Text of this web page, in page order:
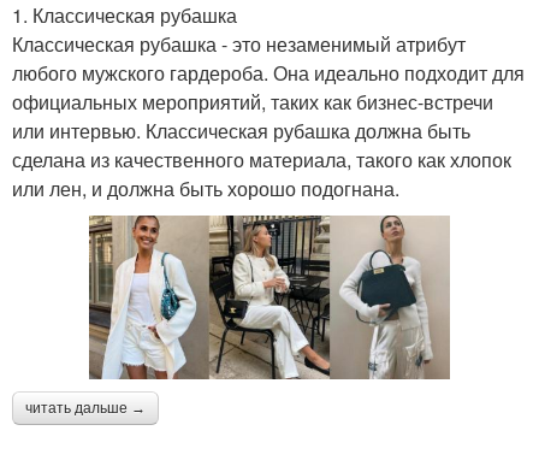
1. Классическая рубашка
Классическая рубашка - это незаменимый атрибут
любого мужского гардероба. Она идеально подходит для
официальных мероприятий, таких как бизнес-встречи
или интервью. Классическая рубашка должна быть
сделана из качественного материала, такого как хлопок
или лен, и должна быть хорошо подогнана.
читать дальше →